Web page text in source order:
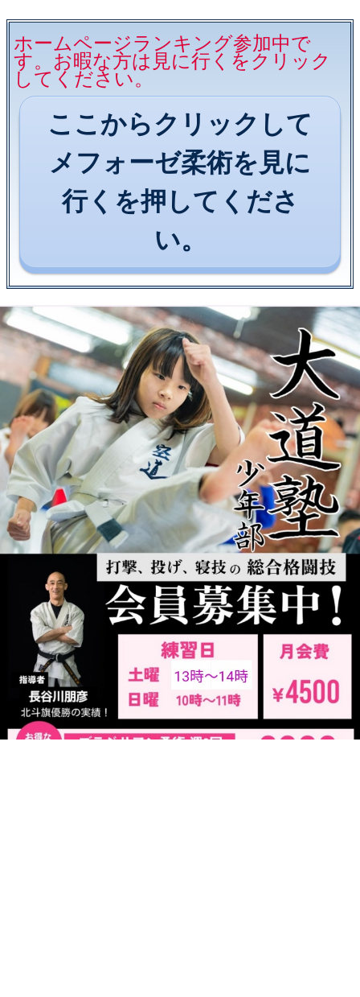
ホームページランキング参加中で
す。お暇な方は見に行くをクリック
してください。
ここからクリックして
メフォーゼ柔術を見に
行くを押してくださ
い。